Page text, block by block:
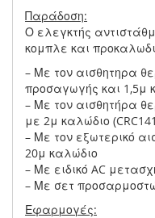
Παράδοση:
Ο ελεγκτής
κομπλε και
– Με τον αισθητηρα
προσαγωγής και 1,5μ
– Με τον αισθητήρα
με 2μ καλώδιο
– Με τον εξωτερικό
20μ καλώδιο
– Με ειδικό AC
– Με σετ
Εφαρμογές: